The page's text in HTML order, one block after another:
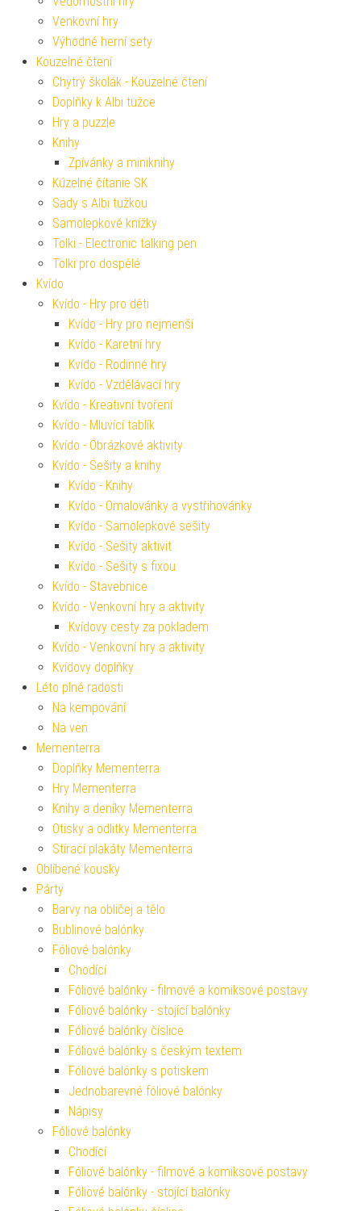
Venkovní hry
Výhodné herní sety
Kouzelné čtení
Chytrý školák - Kouzelné čtení
Doplňky k Albi tužce
Hry a puzzle
Knihy
Zpívánky a miniknihy
Kúzelné čítanie SK
Sady s Albi tužkou
Samolepkové knížky
Tolki - Electronic talking pen
Tolki pro dospělé
Kvído
Kvído - Hry pro děti
Kvído - Hry pro nejmenší
Kvído - Karetní hry
Kvído - Rodinné hry
Kvído - Vzdělávací hry
Kvído - Kreativní tvoření
Kvído - Mluvící tablík
Kvído - Obrázkové aktivity
Kvído - Sešity a knihy
Kvído - Knihy
Kvído - Omalovánky a vystřihovánky
Kvído - Samolepkové sešity
Kvído - Sešity aktivit
Kvído - Sešity s fixou
Kvído - Stavebnice
Kvído - Venkovní hry a aktivity
Kvídovy cesty za pokladem
Kvído - Venkovní hry a aktivity
Kvídovy doplňky
Léto plné radosti
Na kempování
Na ven
Mementerra
Doplňky Mementerra
Hry Mementerra
Knihy a deníky Mementerra
Otisky a odlitky Mementerra
Stírací plakáty Mementerra
Oblíbené kousky
Párty
Barvy na obličej a tělo
Bublinové balónky
Fóliové balónky
Chodící
Fóliové balónky - filmové a komiksové postavy
Fóliové balónky - stojící balónky
Fóliové balónky číslice
Fóliové balónky s českým textem
Fóliové balónky s potiskem
Jednobarevné fóliové balónky
Nápisy
Fóliové balónky
Chodící
Fóliové balónky - filmové a komiksové postavy
Fóliové balónky - stojící balónky